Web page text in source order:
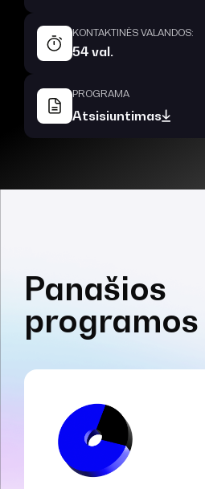
KONTAKTINĖS VALANDOS:
54 val.
PROGRAMA
Atsisiuntimas
Panašios
programos